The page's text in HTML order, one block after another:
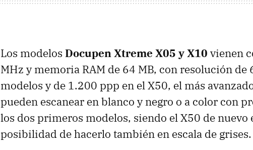
Los modelos Docupen Xtreme X05 y X10 vienen
MHz y memoria RAM de 64 MB, con resolución de
modelos y de 1.200 ppp en el X50, el más
pueden escanear en blanco y negro o a color con
los dos primeros modelos, siendo el X50 de nuevo
posibilidad de hacerlo también en escala de grises.